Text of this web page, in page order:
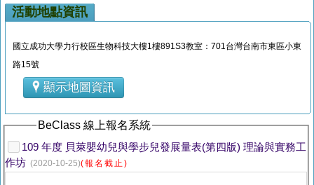
活動地點資訊
國立成功大學力行校區生物科技大樓1樓891S3教室：701台灣台南市東區小東
路15號
顯示地圖資訊
BeClass 線上報名系統
109 年度 貝萊嬰幼兒與學步兒發展量表(第四版) 理論與實務工
作坊 (2020-10-25)(報名截止)